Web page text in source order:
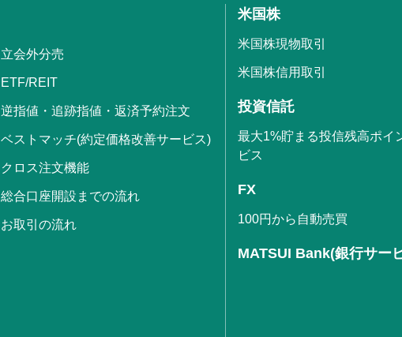
立会外分売
ETF/REIT
逆指値・追跡指値・返済予約注文
ベストマッチ(約定価格改善サービス)
クロス注文機能
総合口座開設までの流れ
お取引の流れ
米国株
米国株現物取引
米国株信用取引
投資信託
最大1%貯まる投信残高ポイ
ビス
FX
100円から自動売買
MATSUI Bank(銀行サー